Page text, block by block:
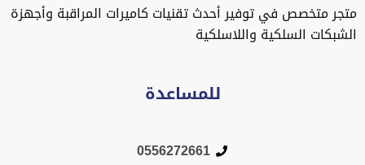
متجر متخصص في توفير أحدث تقنيات كاميرات المراقبة وأجهزة
الشبكات السلكية واللاسلكية
للمساعدة
0556272661